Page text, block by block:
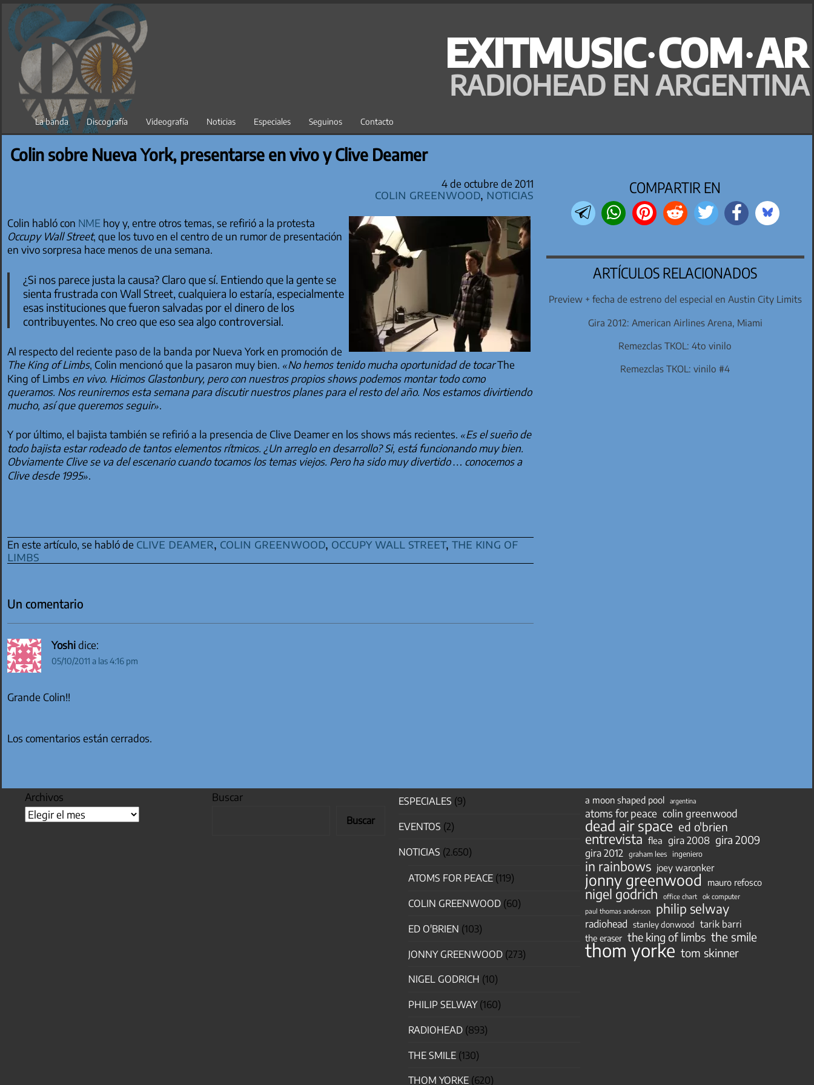
Saltar
contenido
EXITMUSIC·COM·AR
RADIOHEAD EN ARGENTINA
La banda Discografía Videografía Noticias Especiales Seguinos Contacto
Colin sobre Nueva York, presentarse en vivo y Clive Deamer
4 de octubre de 2011
Colin Greenwood, Noticias
Colin habló con NME hoy y, entre otros temas, se refirió a la protesta
Occupy Wall Street, que los tuvo en el centro de un rumor de presentación
en vivo sorpresa hace menos de una semana.
¿Si nos parece justa la causa? Claro que sí. Entiendo que la gente se
sienta frustrada con Wall Street, cualquiera lo estaría, especialmente
esas instituciones que fueron salvadas por el dinero de los
contribuyentes. No creo que eso sea algo controversial.
Al respecto del reciente paso de la banda por Nueva York en promoción de
The King of Limbs, Colin mencionó que la pasaron muy bien. «No hemos tenido mucha oportunidad de tocarThe
King of Limbs en vivo. Hicimos Glastonbury, pero con nuestros propios shows podemos montar todo como
queramos. Nos reuniremos esta semana para discutir nuestros planes para el resto del año. Nos estamos divirtiendo
mucho, así que queremos seguir».
Y por último, el bajista también se refirió a la presencia de Clive Deamer en los shows más recientes. «Es el sueño de
todo bajista estar rodeado de tantos elementos rítmicos. ¿Un arreglo en desarrollo? Si, está funcionando muy bien.
Obviamente Clive se va del escenario cuando tocamos los temas viejos. Pero ha sido muy divertido … conocemos a
Clive desde 1995».
En este artículo, se habló de clive deamer, colin greenwood, occupy wall street, the king of
limbs
COMPARTIR EN
ARTÍCULOS RELACIONADOS
Preview + fecha de estreno del especial en Austin City Limits
Gira 2012: American Airlines Arena, Miami
Remezclas TKOL: 4to vinilo
Remezclas TKOL: vinilo #4
Un comentario
Yoshidice:
05/10/2011 a las 4:16 pm
Grande Colin!!
Los comentarios están cerrados.
Archivos Buscar
Buscar
ESPECIALES (9)
EVENTOS (2)
NOTICIAS (2.650)
ATOMS FOR PEACE (119)
COLIN GREENWOOD (60)
ED O'BRIEN (103)
JONNY GREENWOOD (273)
NIGEL GODRICH (10)
PHILIP SELWAY(160)
RADIOHEAD (893)
THE SMILE (130)
THOM YORKE (620)
a moon shaped pool argentina
atoms for peace colin greenwood
dead air space ed o'brien
entrevista flea gira 2008 gira 2009
gira 2012 graham lees ingeniero
in rainbows joey waronker
jonny greenwood mauro refosco
nigel godrich office chart ok computer
paul thomas anderson philip selway
radiohead stanley donwood tarik barri
the eraser the king of limbs the smile
thom yorke tom skinner